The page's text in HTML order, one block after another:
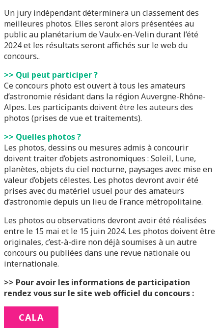
Un jury indépendant déterminera un classement des
meilleures photos. Elles seront alors présentées au
public au planétarium de Vaulx-en-Velin durant l’été
2024 et les résultats seront affichés sur le web du
concours..
>> Qui peut participer ?
Ce concours photo est ouvert à tous les amateurs
d’astronomie résidant dans la région Auvergne-Rhône-
Alpes. Les participants doivent être les auteurs des
photos (prises de vue et traitements).
>> Quelles photos ?
Les photos, dessins ou mesures admis à concourir
doivent traiter d’objets astronomiques : Soleil, Lune,
planètes, objets du ciel nocturne, paysages avec mise en
valeur d’objets célestes. Les photos devront avoir été
prises avec du matériel usuel pour des amateurs
d’astronomie depuis un lieu de France métropolitaine.
Les photos ou observations devront avoir été réalisées
entre le 15 mai et le 15 juin 2024. Les photos doivent être
originales, c’est-à-dire non déjà soumises à un autre
concours ou publiées dans une revue nationale ou
internationale.
>> Pour avoir les informations de participation
rendez vous sur le site web officiel du concours :
CALA